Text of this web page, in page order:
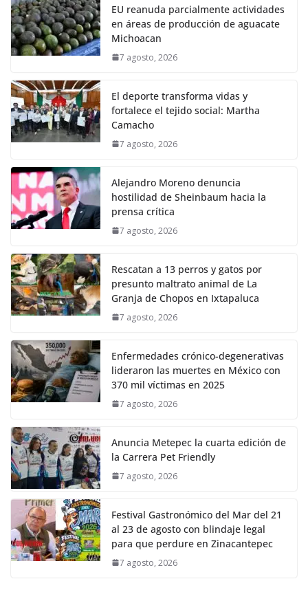
EU reanuda parcialmente actividades
en áreas de producción de aguacate
Michoacan
7 agosto, 2026
El deporte transforma vidas y
fortalece el tejido social: Martha
Camacho
7 agosto, 2026
Alejandro Moreno denuncia
hostilidad de Sheinbaum hacia la
prensa crítica
7 agosto, 2026
Rescatan a 13 perros y gatos por
presunto maltrato animal de La
Granja de Chopos en Ixtapaluca
7 agosto, 2026
Enfermedades crónico-degenerativas
lideraron las muertes en México con
370 mil víctimas en 2025
7 agosto, 2026
Anuncia Metepec la cuarta edición de
la Carrera Pet Friendly
7 agosto, 2026
Festival Gastronómico del Mar del 21
al 23 de agosto con blindaje legal
para que perdure en Zinacantepec
7 agosto, 2026